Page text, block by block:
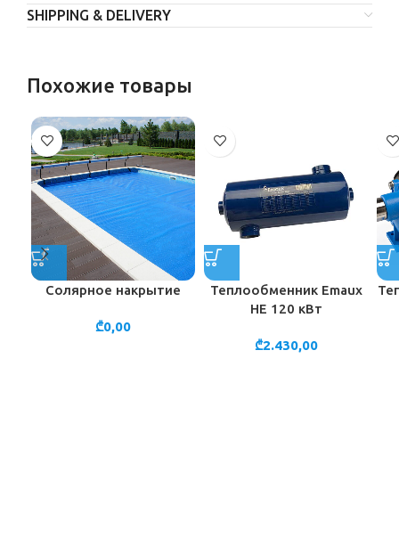
SHIPPING & DELIVERY
Похожие товары
Солярное накрытие
₾0,00
Теплообменник Emaux
HE 120 кВт
₾2.430,00